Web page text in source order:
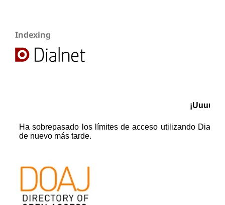
Indexing